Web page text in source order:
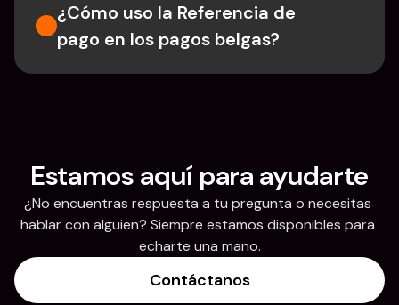
¿Cómo uso la Referencia de
pago en los pagos belgas?
Estamos aquí para ayudarte
¿No encuentras respuesta a tu pregunta o necesitas
hablar con alguien? Siempre estamos disponibles para
echarte una mano.
Contáctanos